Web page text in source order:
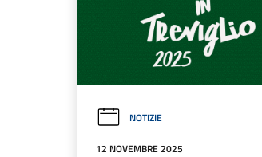
NOTIZIE
12 NOVEMBRE 2025